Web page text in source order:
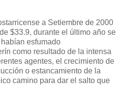
a Setiembre de 2000
$33.9, durante el último año se
esfumado
como resultado de la intensa
agentes, el crecimiento de
o estancamiento de la
camino para dar el salto que